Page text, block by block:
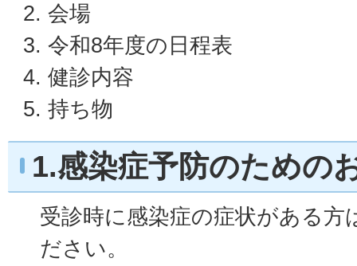
会場
令和8年度の日程表
健診内容
持ち物
1.感染症予防のための
受診時に感染症の症状がある方
ださい。